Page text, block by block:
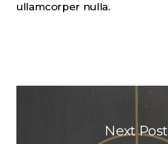
ullamcorper nulla.
Next Post